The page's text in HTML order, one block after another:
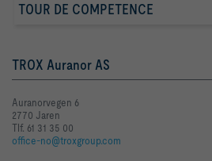
TOUR DE COMPETENCE
TROX Auranor AS
Auranorvegen 6
2770 Jaren
Tlf. 61 31 35 00
office-no@troxgroup.com